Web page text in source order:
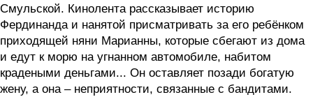
Смульской. Кинолента рассказывает историю
Фердинанда и нанятой присматривать за его ребёнком
приходящей няни Марианны, которые сбегают из дома
и едут к морю на угнанном автомобиле, набитом
крадеными деньгами... Он оставляет позади богатую
жену, а она – неприятности, связанные с бандитами.